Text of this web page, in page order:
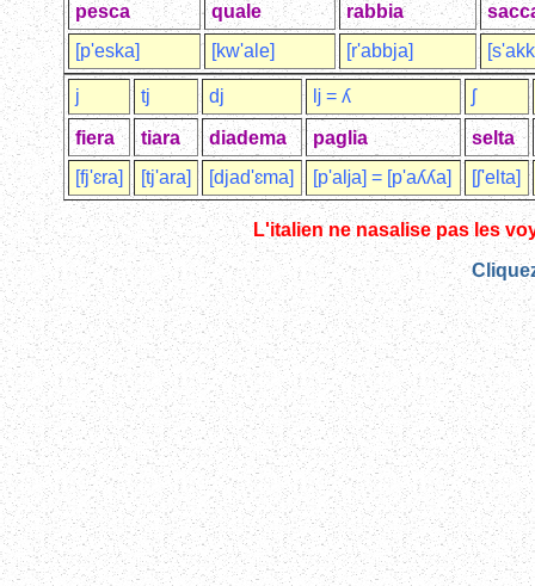
pesca
quale rabbia
[p'eska]
[kw'ale] [r'abbja]
j tj dj ǉ = ʎ ʃ
fiera tiara diadema paglia
selta
[fj'ɛra]
[tj'ara] [djad'ɛma] [p'aǉa] = [p'aʎʎa] [ʃ'elta]
L'italien ne nasalise pas les